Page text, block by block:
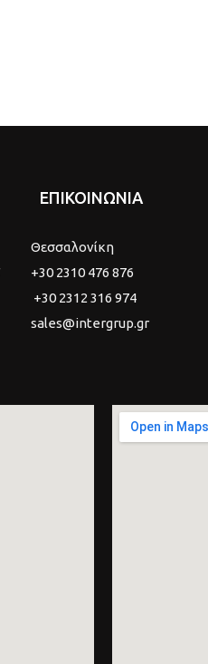
ΕΠΙΚΟΙΝΩΝΙΑ
Θεσσαλονίκη
+30 2310 476 876
+30 2312 316 974
sales@intergrup.gr